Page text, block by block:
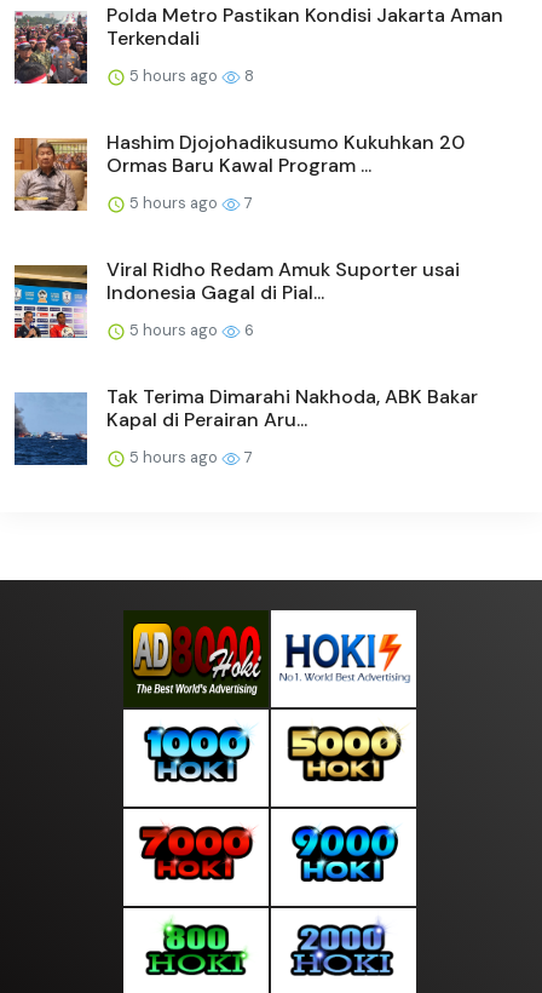
Polda Metro Pastikan Kondisi Jakarta Aman
Terkendali
5 hours ago 8
Hashim Djojohadikusumo Kukuhkan 20
Ormas Baru Kawal Program ...
5 hours ago 7
Viral Ridho Redam Amuk Suporter usai
Indonesia Gagal di Pial...
5 hours ago 6
Tak Terima Dimarahi Nakhoda, ABK Bakar
Kapal di Perairan Aru...
5 hours ago 7